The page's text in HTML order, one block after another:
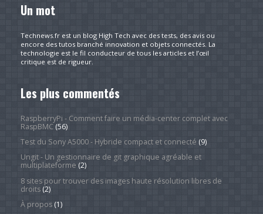
Un mot
Technews.fr est un blog High Tech avec des tests, des avis ou
encore des tutos branché innovation et objets connectés. La
technologie est le fil conducteur de tous les articles et l’œil
critique est de rigueur.
Les plus commentés
RaspberryPi - Comment faire un média-center complet avec
RaspBMC(56)
Test du Sony A5000 - Hybride compact et connecté (9)
Ungit - Un gestionnaire de git graphique agréable et
multiplateforme (2)
8 sites pour trouver des images haute résolution libres de
droits(2)
À propos(1)